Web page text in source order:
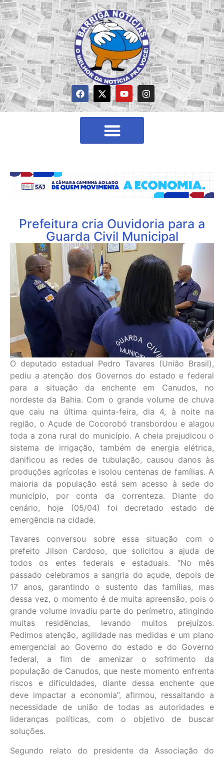
Prefeitura cria Ouvidoria para a
Guarda Civil Municipal
O deputado estadual Pedro Tavares (União Brasil),
pediu a atenção dos Governos do estado e federal
para a situação da enchente em Canudos, no
nordeste da Bahia. Com o grande volume de chuva
que caiu na última quinta-feira, dia 4, à noite na
região, o Açude de Cocorobó transbordou e alagou
toda a zona rural do município. A cheia prejudicou o
sistema de irrigação, também de energia elétrica,
danificou as redes de tubulação, causou danos às
produções agrícolas e isolou centenas de famílias. A
maioria da população está sem acesso à sede do
município, por conta da correnteza. Diante do
cenário, hoje (05/04) foi decretado estado de
emergência na cidade.
Tavares conversou sobre essa situação com o
prefeito Jilson Cardoso, que solicitou a ajuda de
todos os entes federais e estaduais. “No mês
passado celebramos a sangria do açude, depois de
17 anos, garantindo o sustento das famílias, mas
dessa vez, o momento é de muita apreensão, pois o
grande volume invadiu parte do perímetro, atingindo
muitas residências, levando muitos prejuízos.
Pedimos atenção, agilidade nas medidas e um plano
emergencial ao Governo do estado e do Governo
federal, a fim de amenizar o sofrimento da
população de Canudos, que neste momento enfrenta
riscos e dificuldades, diante dessa enchente que
deve impactar a economia”, afirmou, ressaltando a
necessidade de união de todas as autoridades e
lideranças políticas, com o objetivo de buscar
soluções.
Segundo relato do presidente da Associação do